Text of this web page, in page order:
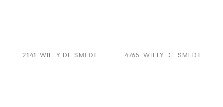
2141 WILLY DE SMEDT 4765 WILLY DE SMEDT